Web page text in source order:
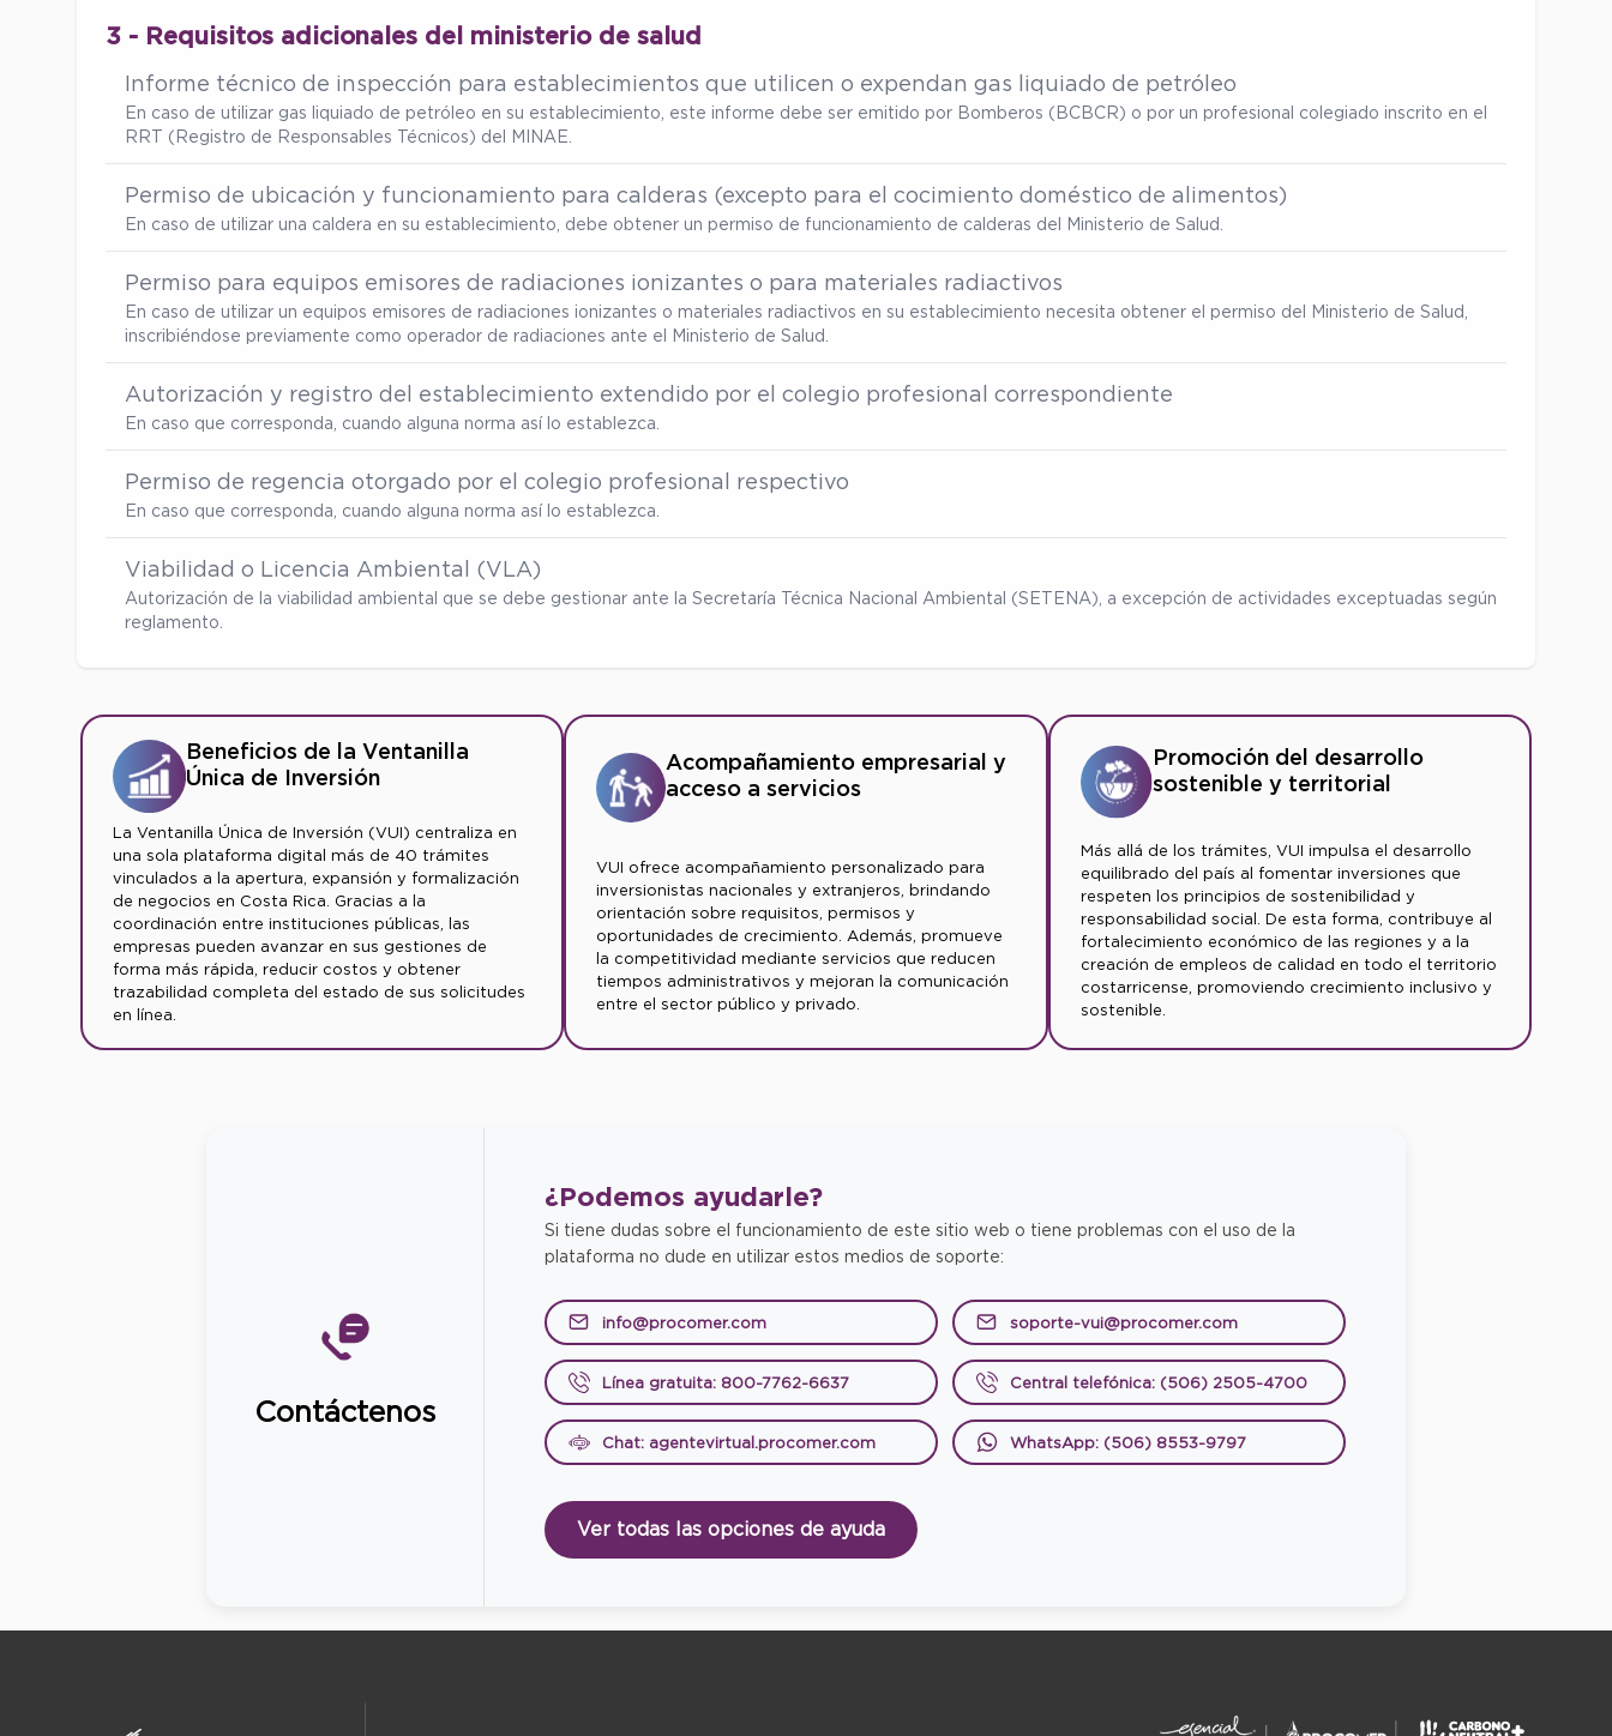
3 - Requisitos adicionales del ministerio de salud
Informe técnico de inspección para establecimientos que utilicen o expendan gas liquiado de petróleo
En caso de utilizar gas liquiado de petróleo en su establecimiento, este informe debe ser emitido por Bomberos (BCBCR) o por un profesional colegiado inscrito en el
RRT (Registro de Responsables Técnicos) del MINAE.
Permiso de ubicación y funcionamiento para calderas (excepto para el cocimiento doméstico de alimentos)
En caso de utilizar una caldera en su establecimiento, debe obtener un permiso de funcionamiento de calderas del Ministerio de Salud.
Permiso para equipos emisores de radiaciones ionizantes o para materiales radiactivos
En caso de utilizar un equipos emisores de radiaciones ionizantes o materiales radiactivos en su establecimiento necesita obtener el permiso del Ministerio de Salud,
inscribiéndose previamente como operador de radiaciones ante el Ministerio de Salud.
Autorización y registro del establecimiento extendido por el colegio profesional correspondiente
En caso que corresponda, cuando alguna norma así lo establezca.
Permiso de regencia otorgado por el colegio profesional respectivo
En caso que corresponda, cuando alguna norma así lo establezca.
Viabilidad o Licencia Ambiental (VLA)
Autorización de la viabilidad ambiental que se debe gestionar ante la Secretaría Técnica Nacional Ambiental (SETENA), a excepción de actividades exceptuadas según
reglamento.
Beneficios de la Ventanilla
Única de Inversión
La Ventanilla Única de Inversión (VUI) centraliza en
una sola plataforma digital más de 40 trámites
vinculados a la apertura, expansión y formalización
de negocios en Costa Rica. Gracias a la
coordinación entre instituciones públicas, las
empresas pueden avanzar en sus gestiones de
forma más rápida, reducir costos y obtener
trazabilidad completa del estado de sus solicitudes
en línea.
Acompañamiento empresarial y
acceso a servicios
VUI ofrece acompañamiento personalizado para
inversionistas nacionales y extranjeros, brindando
orientación sobre requisitos, permisos y
oportunidades de crecimiento. Además, promueve
la competitividad mediante servicios que reducen
tiempos administrativos y mejoran la comunicación
entre el sector público y privado.
Promoción del desarrollo
sostenible y territorial
Más allá de los trámites, VUI impulsa el desarrollo
equilibrado del país al fomentar inversiones que
respeten los principios de sostenibilidad y
responsabilidad social. De esta forma, contribuye al
fortalecimiento económico de las regiones y a la
creación de empleos de calidad en todo el territorio
costarricense, promoviendo crecimiento inclusivo y
sostenible.
Contáctenos
¿Podemos ayudarle?
Si tiene dudas sobre el funcionamiento de este sitio web o tiene problemas con el uso de la
plataforma no dude en utilizar estos medios de soporte:
info@procomer.com soporte-vui@procomer.com
Línea gratuita: 800-7762-6637 Central telefónica: (506) 2505-4700
Chat: agentevirtual.procomer.com WhatsApp: (506) 8553-9797
Ver todas las opciones de ayuda